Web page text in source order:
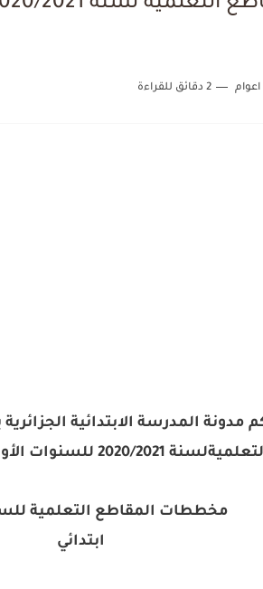
2 دقائق للقراءة
مدونة المدرسة الابتدائية الجزائرية
لسنة 2020/2021 للسنوات الأولى و الثانية الثالثة ابتدائي
مخططات المقاطع التعلمية
ابتدائي